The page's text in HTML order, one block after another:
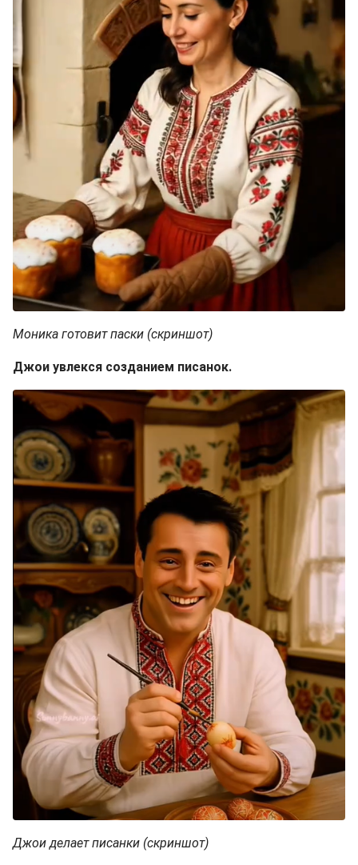
Моника готовит паски (скриншот)
Джои увлекся созданием писанок.
Джои делает писанки (скриншот)